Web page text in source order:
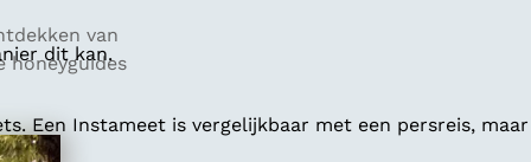
dit kan.
Een Instameet is vergelijkbaar met een persreis, maar
van
honeyguides